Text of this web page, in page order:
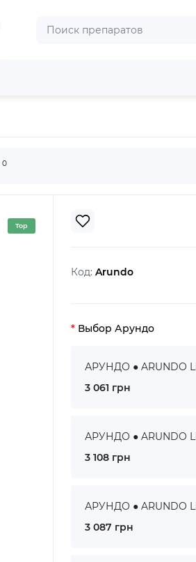
0
Top
Код: Arundo
Выбор Арундо
АРУНДО ● ARUNDO
3 061 грн
АРУНДО ● ARUNDO
3 108 грн
АРУНДО ● ARUNDO
3 087 грн